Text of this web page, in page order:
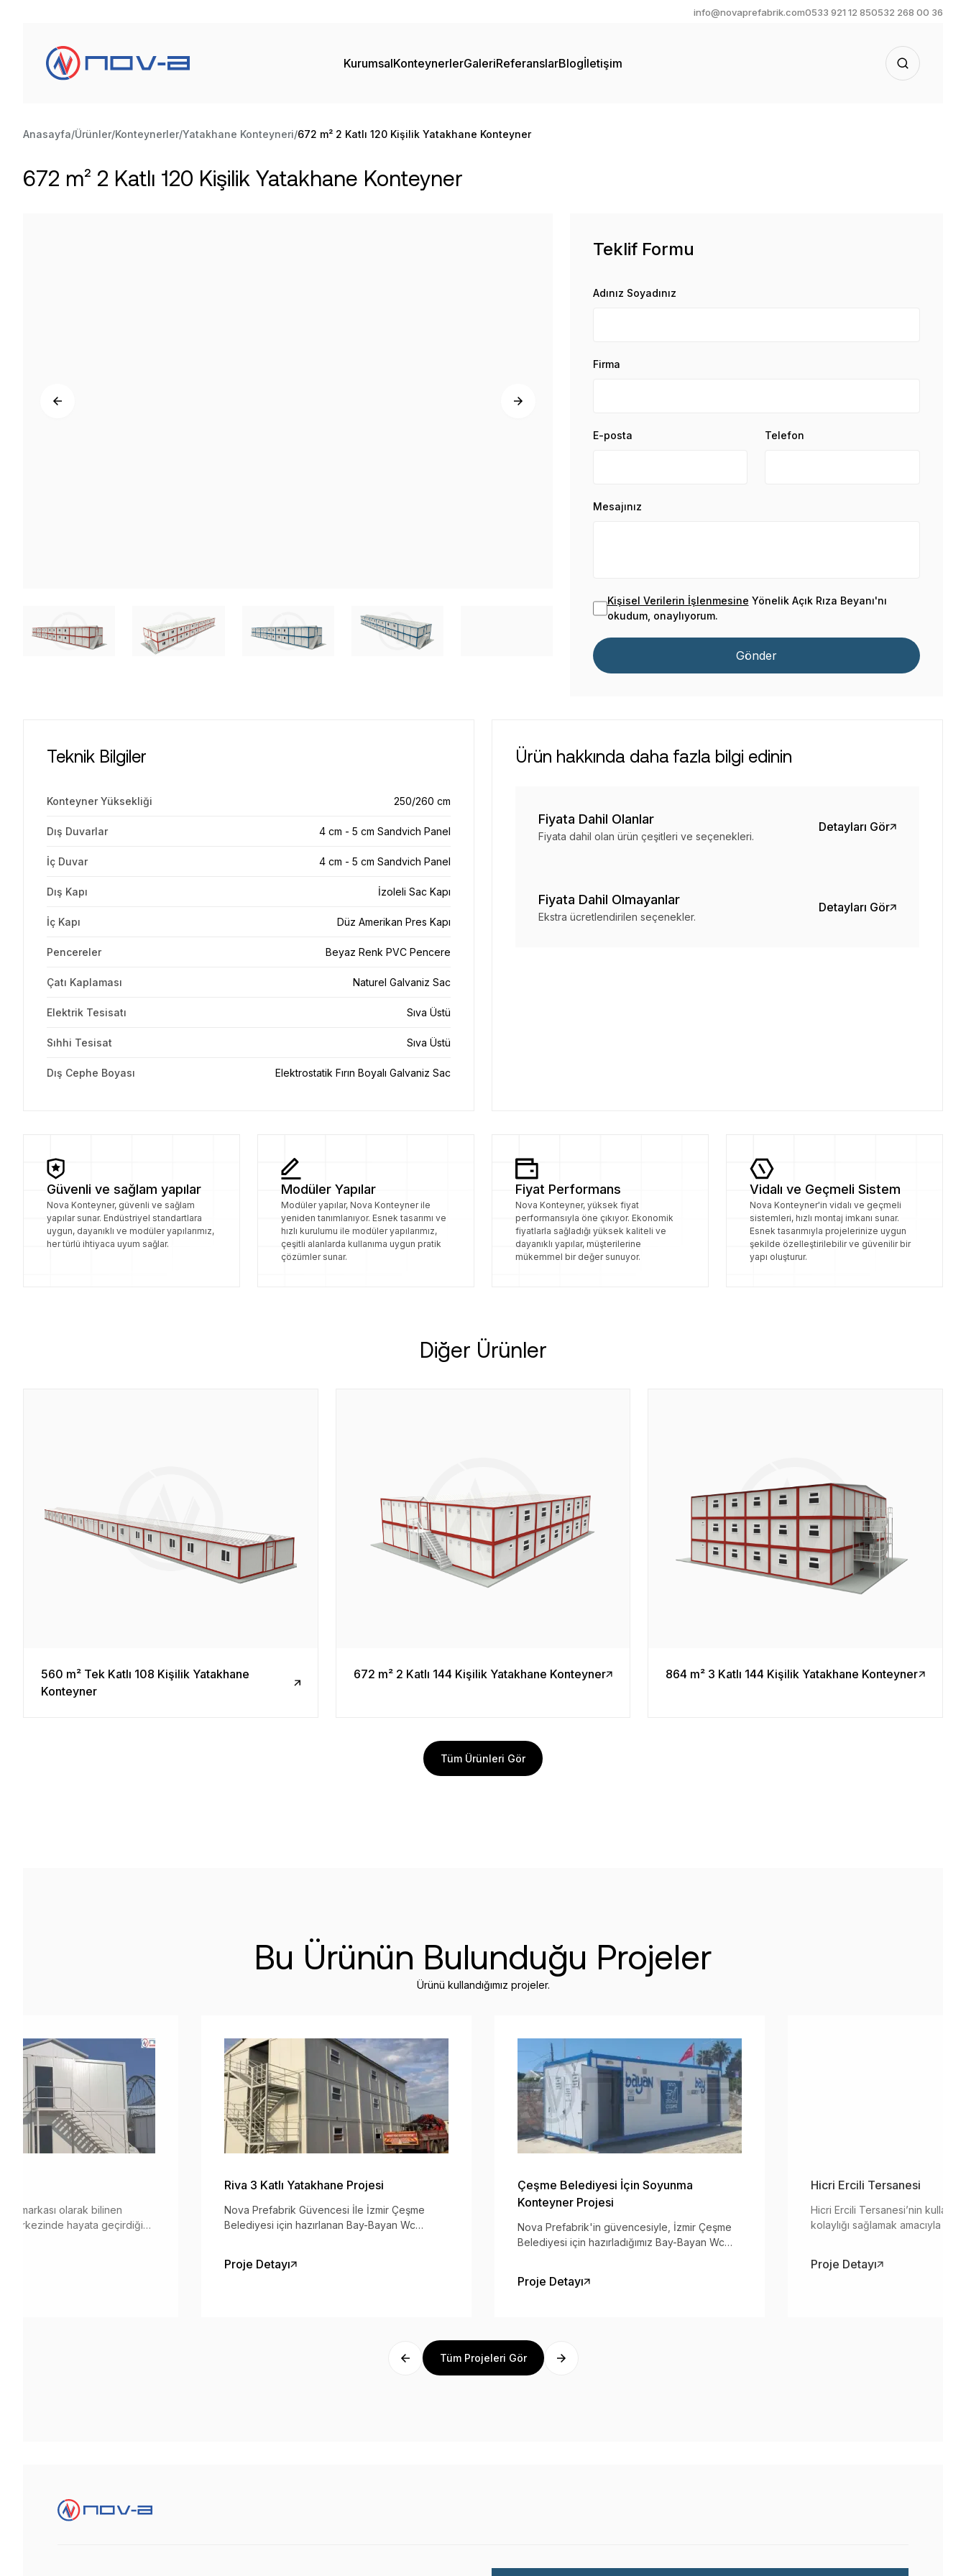
KurumsalKonteynerlerGaleriReferanslarBlogİletişim
info@novaprefabrik.com0533 921 12 850532 268 00 36
Anasayfa Ürünler Konteynerler Yatakhane Konteyneri 672 m² 2 Katlı 120 Kişilik Yatakhane Konteyner
672 m² 2 Katlı 120 Kişilik Yatakhane Konteyner
Teklif Formu
Adınız Soyadınız
Firma
E-posta Telefon
Mesajınız
Kişisel Verilerin İşlenmesine Yönelik Açık Rıza Beyanı'nı
okudum, onaylıyorum.
Gönder
Teknik Bilgiler
Konteyner Yüksekliği 250/260 cm
Dış Duvarlar 4 cm - 5 cm Sandvich Panel
İç Duvar 4 cm - 5 cm Sandvich Panel
Dış Kapı İzoleli Sac Kapı
İç Kapı Düz Amerikan Pres Kapı
Pencereler Beyaz Renk PVC Pencere
Çatı Kaplaması Naturel Galvaniz Sac
Elektrik Tesisatı Sıva Üstü
Sıhhi Tesisat Sıva Üstü
Dış Cephe Boyası Elektrostatik Fırın Boyalı Galvaniz Sac
Ürün hakkında daha fazla bilgi edinin
Fiyata Dahil Olanlar
Fiyata dahil olan ürün çeşitleri ve seçenekleri.
Detayları Gör
Fiyata Dahil Olmayanlar
Ekstra ücretlendirilen seçenekler.
Detayları Gör
Güvenli ve sağlam yapılar
Nova Konteyner, güvenli ve sağlam
yapılar sunar. Endüstriyel standartlara
uygun, dayanıklı ve modüler yapılarımız,
her türlü ihtiyaca uyum sağlar.
Modüler Yapılar
Modüler yapılar, Nova Konteyner ile
yeniden tanımlanıyor. Esnek tasarımı ve
hızlı kurulumu ile modüler yapılarımız,
çeşitli alanlarda kullanıma uygun pratik
çözümler sunar.
Fiyat Performans
Nova Konteyner, yüksek fiyat
performansıyla öne çıkıyor. Ekonomik
fiyatlarla sağladığı yüksek kaliteli ve
dayanıklı yapılar, müşterilerine
mükemmel bir değer sunuyor.
Vidalı ve Geçmeli Sistem
Nova Konteyner'in vidalı ve geçmeli
sistemleri, hızlı montaj imkanı sunar.
Esnek tasarımıyla projelerinize uygun
şekilde özelleştirilebilir ve güvenilir bir
yapı oluşturur.
Diğer Ürünler
560 m² Tek Katlı 108 Kişilik Yatakhane
Konteyner
672 m² 2 Katlı 144 Kişilik Yatakhane Konteyner 864 m² 3 Katlı 144 Kişilik Yatakhane Konteyner
Tüm Ürünleri Gör
Bu Ürünün Bulunduğu Projeler
Ürünü kullandığımız projeler.
markası olarak bilinen
merkezinde hayata geçirdiği
Riva 3 Katlı Yatakhane Projesi
Nova Prefabrik Güvencesi İle İzmir Çeşme
Belediyesi için hazırlanan Bay-Bayan Wc
Proje Detayı
Çeşme Belediyesi İçin Soyunma
Konteyner Projesi
Nova Prefabrik'in güvencesiyle, İzmir Çeşme
Belediyesi için hazırladığımız Bay-Bayan Wc
Proje Detayı
Hicri Ercili Tersanesi
Hicri Ercili Tersanesi’nin
kolaylığı sağlamak amacıyla
inşa edilmiştir.
Proje Detayı
Tüm Projeleri Gör